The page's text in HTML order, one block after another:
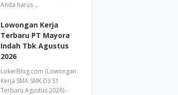
Anda harus …
Lowongan Kerja
Terbaru PT Mayora
Indah Tbk Agustus
2026
LokerBlog.com (Lowongan
Kerja SMA SMK D3 S1
Terbaru Agustus 2026) -